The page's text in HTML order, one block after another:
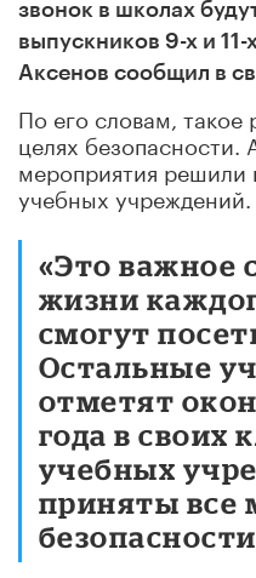
звонок в школах
выпускников 9-х и
Аксенов сообщил в
По его словам,
целях безопасности.
мероприятия решили
учебных учреждений.
«Это важное
жизни
смогут
Остальные
отметят
года в своих
учебных
приняты все